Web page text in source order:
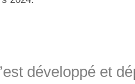
développé et